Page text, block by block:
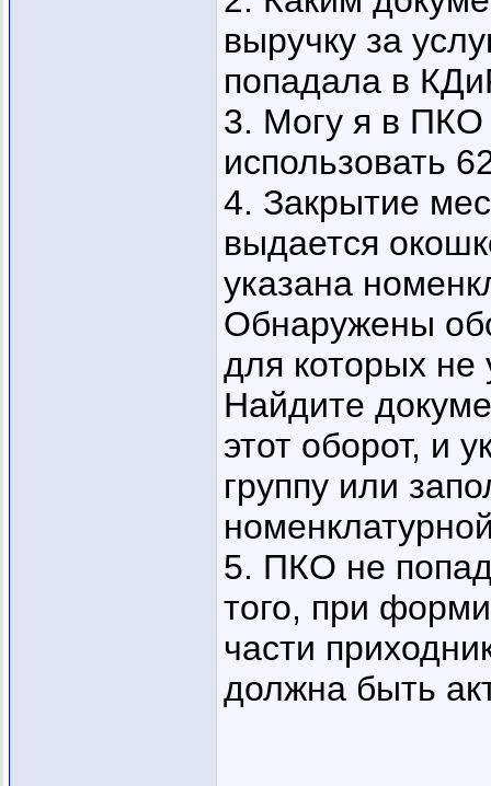
выручку за
попадала в
3. Могу я в ПКО
использовать
4. Закрытие
выдается
указана
Обнаружены
для которых не
Найдите
этот оборот, и
группу или
5. ПКО не
того, при
части
должна быть